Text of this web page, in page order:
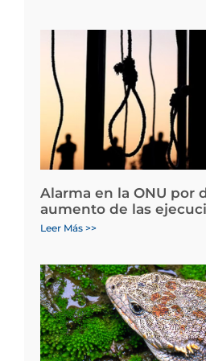
Alarma en la ONU por
aumento de las
Leer Más >>